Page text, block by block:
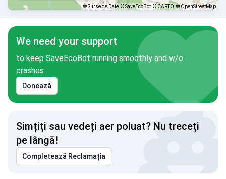
©Surse de Date © SaveEcoBot © CARTO © OpenStreetMap
We need your support
to keep SaveEcoBot running smoothly and w/o
crashes
Donează
Simțiți sau vedeți aer poluat? Nu treceți
pe lângă!
Completează Reclamația